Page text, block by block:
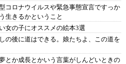
コロナウイルスや緊急事態宣言ですっか
生きるかということ
女の子にオススメの絵本3選
の後に道はできる。娘たちよ、この道を
とか成長とかいう言葉がしんどいときの